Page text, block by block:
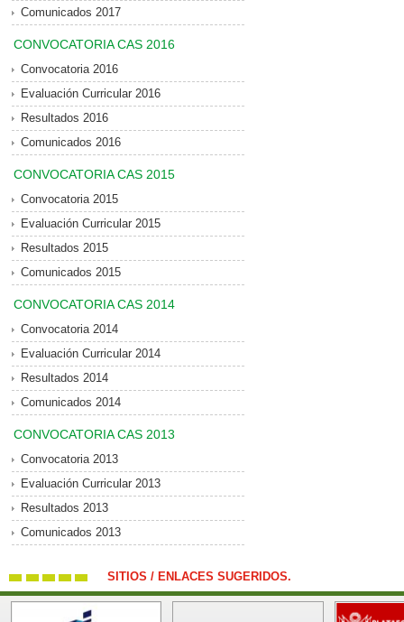
Comunicados 2017
CONVOCATORIA CAS 2016
Convocatoria 2016
Evaluación Curricular 2016
Resultados 2016
Comunicados 2016
CONVOCATORIA CAS 2015
Convocatoria 2015
Evaluación Curricular 2015
Resultados 2015
Comunicados 2015
CONVOCATORIA CAS 2014
Convocatoria 2014
Evaluación Curricular 2014
Resultados 2014
Comunicados 2014
CONVOCATORIA CAS 2013
Convocatoria 2013
Evaluación Curricular 2013
Resultados 2013
Comunicados 2013
SITIOS / ENLACES SUGERIDOS.